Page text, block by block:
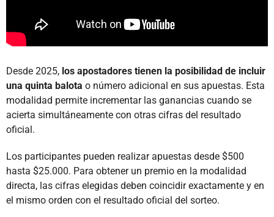
Desde 2025, los apostadores tienen la posibilidad de incluir
una quinta balota o número adicional en sus apuestas. Esta
modalidad permite incrementar las ganancias cuando se
acierta simultáneamente con otras cifras del resultado
oficial.
Los participantes pueden realizar apuestas desde $500
hasta $25.000. Para obtener un premio en la modalidad
directa, las cifras elegidas deben coincidir exactamente y en
el mismo orden con el resultado oficial del sorteo.